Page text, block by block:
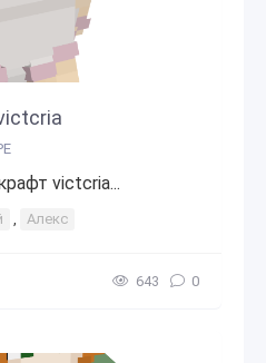
victcria...
, Алекс
643 0